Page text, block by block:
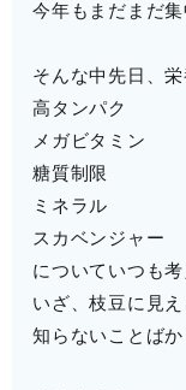
今年もまだまだ
そんな中先日、
高タンパク
メガビタミン
糖質制限
ミネラル
スカベンジャー
についていつも
いざ、枝豆に見
知らないことば